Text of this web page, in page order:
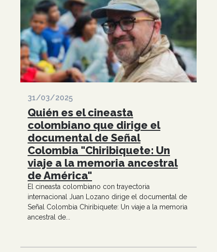
31/03/2025
Quién es el cineasta
colombiano que dirige el
documental de Señal
Colombia "Chiribiquete: Un
viaje a la memoria ancestral
de América"
El cineasta colombiano con trayectoria
internacional Juan Lozano dirige el documental de
Señal Colombia Chiribiquete: Un viaje a la memoria
ancestral de...